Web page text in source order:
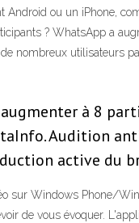
ou un iPhone,
? WhatsApp a
nombreux utilisateurs
à 8
Audition
active du
sur Windows Phone/
de vous évoquer.